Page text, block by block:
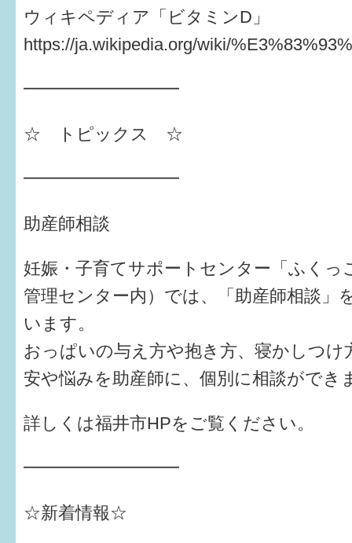
ウィキペディア「ビタミンD」
https://ja.wikipedia.org/wiki/
━━━━━━━━━
☆ トピックス ☆
━━━━━━━━━
助産師相談
妊娠・子育てサポートセンター「ふくっ
管理センター内）では、「助産師相談」
います。
おっぱいの与え方や抱き方、寝かしつけ
安や悩みを助産師に、個別に相談ができ
詳しくは福井市HPをご覧ください。
━━━━━━━━━
☆新着情報☆
すまいるサポート行事案内